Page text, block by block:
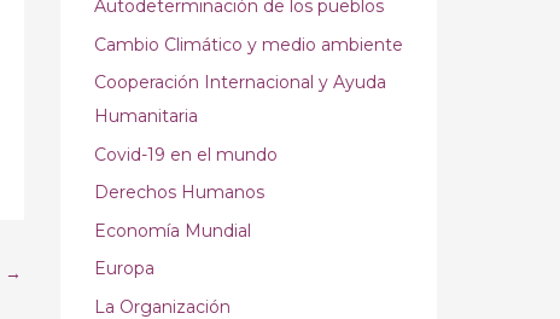
→
Autodeterminación de los pueblos
Cambio Climático y medio ambiente
Cooperación Internacional y Ayuda
Humanitaria
Covid-19 en el mundo
Derechos Humanos
Economía Mundial
Europa
La Organización